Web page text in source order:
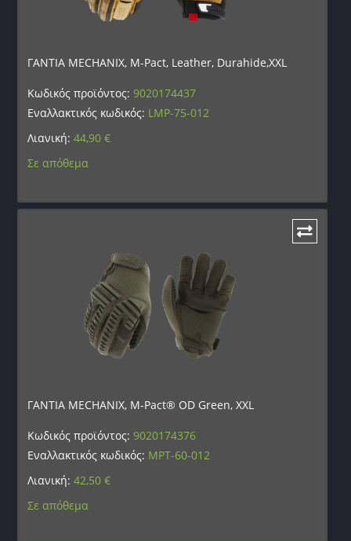
ΓΑΝΤΙΑ MECHANIX, M-Pact, Leather, Durahide,XXL
Κωδικός προϊόντος:9020174437
Εναλλακτικός κωδικός: LMP-75-012
Λιανική:44,90€
Σε απόθεμα
ΓΑΝΤΙΑ MECHANIX, M-Pact® OD Green, XXL
Κωδικός προϊόντος:9020174376
Εναλλακτικός κωδικός: MPT-60-012
Λιανική:42,50€
Σε απόθεμα